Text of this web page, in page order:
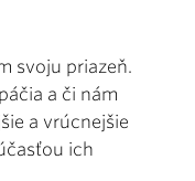
svoju priazeň.
a či nám
a vrúcnejšie
ich